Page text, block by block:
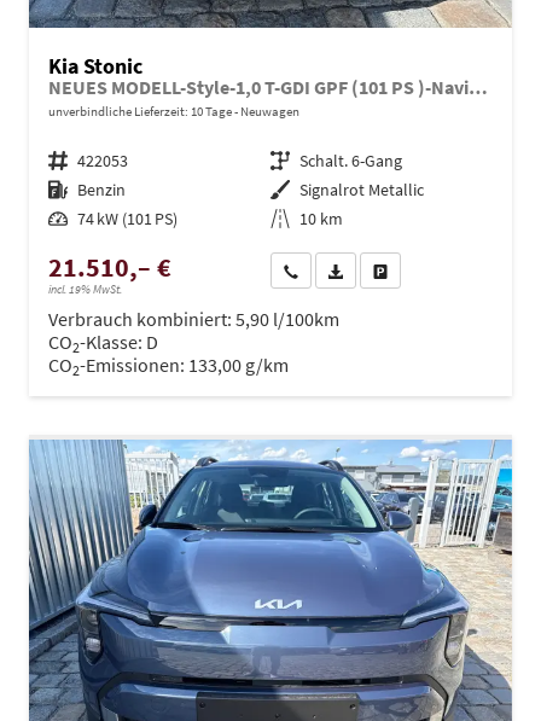
Kia Stonic
NEUES MODELL-Style-1,0 T-GDI GPF (101 PS )-Navi-Sitzheizung-Rückfahrkamera-DAB-Tempomat-Sitzheizung-Fernlichtassistent-2xPDC-Rückfahrkamera-sofort verfügbar
unverbindliche Lieferzeit: 10 Tage Neuwagen
Fahrzeugnr. 422053 Getriebe Schalt. 6-Gang
Kraftstoff Benzin Außenfarbe Signalrot Metallic
Leistung 74 kW (101 PS) Kilometerstand 10 km
21.510,– €
incl. 19% MwSt.
Wir rufen Sie anPDF-Datei, Fahrzeugexposé
Verbrauch kombiniert: 5,90 l/100km
CO2-Klasse: D
CO2-Emissionen: 133,00 g/km